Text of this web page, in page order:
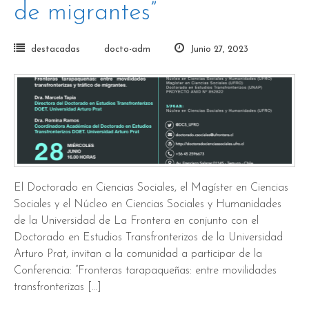
de migrantes”
destacadas docto-adm Junio 27, 2023
El Doctorado en Ciencias Sociales, el Magíster en Ciencias
Sociales y el Núcleo en Ciencias Sociales y Humanidades
de la Universidad de La Frontera en conjunto con el
Doctorado en Estudios Transfronterizos de la Universidad
Arturo Prat, invitan a la comunidad a participar de la
Conferencia: “Fronteras tarapaqueñas: entre movilidades
transfronterizas […]